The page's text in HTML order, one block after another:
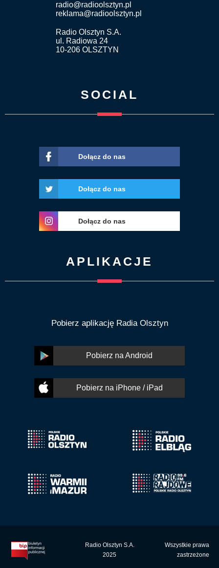
radio@radioolsztyn.pl
reklama@radioolsztyn.pl
Radio Olsztyn S.A.
ul. Radiowa 24
10-206 OLSZTYN
SOCIAL
Dołącz do nas
Dołącz do nas
Dołącz do nas
APLIKACJE
Pobierz aplikację Radia Olsztyn
Pobierz na Android
Pobierz na iPhone / iPad
Radio Olsztyn S.A.
2025
Wszystkie prawa
zastrzeżone